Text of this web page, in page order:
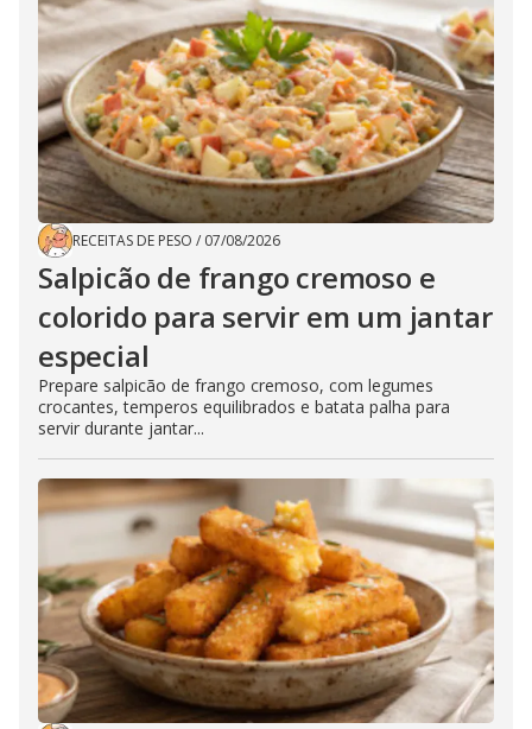
RECEITAS DE PESO / 07/08/2026
Salpicão de frango cremoso e
colorido para servir em um jantar
especial
Prepare salpicão de frango cremoso, com legumes
crocantes, temperos equilibrados e batata palha para
servir durante jantar...